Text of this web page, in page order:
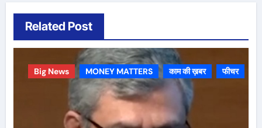
Related Post
Big News MONEY MATTERS काम की ख़बर फीचर